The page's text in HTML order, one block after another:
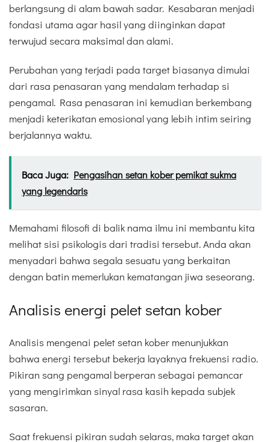
berlangsung di alam bawah sadar. Kesabaran menjadi
fondasi utama agar hasil yang diinginkan dapat
terwujud secara maksimal dan alami.
Perubahan yang terjadi pada target biasanya dimulai
dari rasa penasaran yang mendalam terhadap si
pengamal. Rasa penasaran ini kemudian berkembang
menjadi keterikatan emosional yang lebih intim seiring
berjalannya waktu.
Baca Juga: Pengasihan setan kober pemikat sukma
yang legendaris
Memahami filosofi di balik nama ilmu ini membantu kita
melihat sisi psikologis dari tradisi tersebut. Anda akan
menyadari bahwa segala sesuatu yang berkaitan
dengan batin memerlukan kematangan jiwa seseorang.
Analisis energi pelet setan kober
Analisis mengenai pelet setan kober menunjukkan
bahwa energi tersebut bekerja layaknya frekuensi radio.
Pikiran sang pengamal berperan sebagai pemancar
yang mengirimkan sinyal rasa kasih kepada subjek
sasaran.
Saat frekuensi pikiran sudah selaras, maka target akan